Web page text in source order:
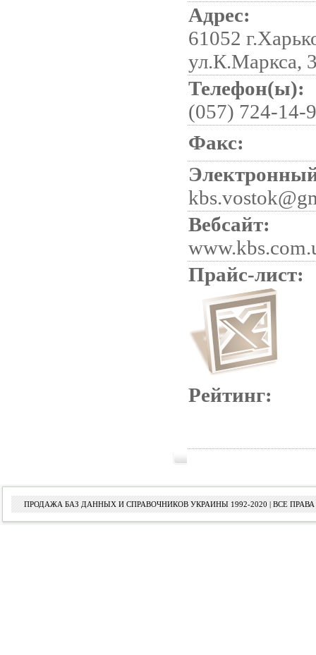
Адрес:
61052
ул.К.Маркса,
Телефон(ы):
(057) 724-14-
Факс:
Вебсайт:
Прайс-лист:
Рейтинг:
ПРОДАЖА БАЗ ДАННЫХ И СПРАВОЧНИКОВ УКРАИНЫ 1992-2020 | ВСЕ